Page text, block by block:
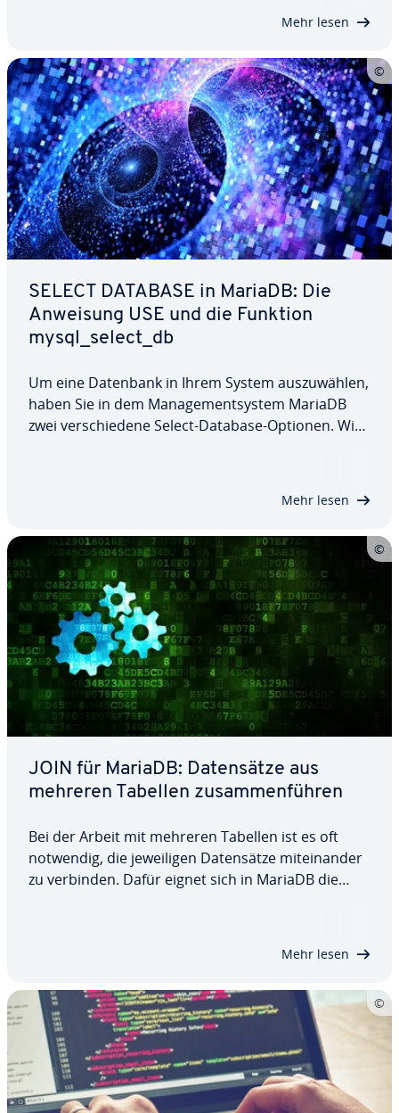
Mehr lesen
SELECT DATABASE in MariaDB: Die
Anweisung USE und die Funktion
mysql_select_db
Um eine Datenbank in Ihrem System aus­zu­wäh­len,
haben Sie in dem Ma­nage­ment­sys­tem MariaDB
zwei ver­schie­de­ne Select-Database-Optionen. Wir
Mehr lesen
JOIN für MariaDB: Da­ten­sät­ze aus
mehreren Tabellen zu­sam­men­füh­ren
Bei der Arbeit mit mehreren Tabellen ist es oft
notwendig, die je­wei­li­gen Da­ten­sät­ze mit­ein­an­der
zu verbinden. Dafür eignet sich in MariaDB die
Mehr lesen